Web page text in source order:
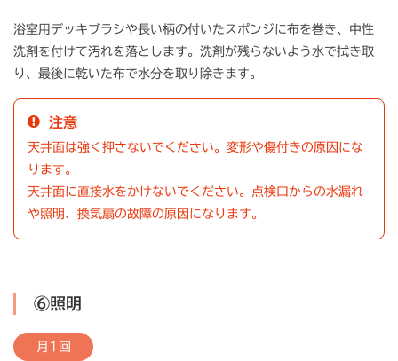
浴室用デッキブラシや長い柄の付いたスポンジに布を巻き、中性
洗剤を付けて汚れを落とします。洗剤が残らないよう水で拭き取
り、最後に乾いた布で水分を取り除きます。
注意
天井面は強く押さないでください。変形や傷付きの原因にな
ります。
天井面に直接水をかけないでください。点検口からの水漏れ
や照明、換気扇の故障の原因になります。
⑥照明
月1回